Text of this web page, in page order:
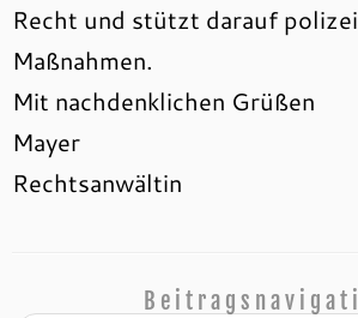
Recht und stützt darauf
Maßnahmen.
Mit nachdenklichen Grüßen
Mayer
Rechtsanwältin